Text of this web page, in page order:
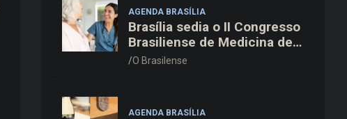
AGENDA BRASÍLIA
Brasília sedia o II Congresso
Brasiliense de Medicina de
Família e Comunidade na
O Brasilense
AGENDA BRASÍLIA